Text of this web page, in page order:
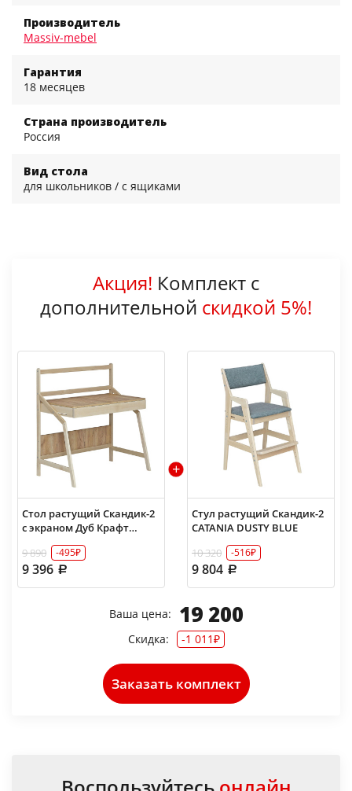
Производитель
Massiv-mebel
Гарантия
18 месяцев
Страна производитель
Россия
Вид стола
для школьников / с ящиками
Акция! Комплект с
дополнительной скидкой 5%!
Стол растущий Скандик-2
с экраном Дуб Крафт
золотой
9 890 -495₽
9 396
Стул растущий Скандик-2
CATANIA DUSTY BLUE
10 320
-516₽
9 804
Ваша цена: 19 200
Скидка: -1 011₽
Заказать комплект